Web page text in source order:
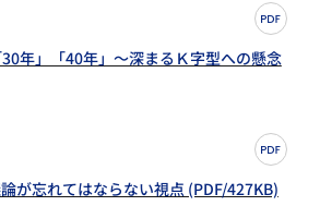
年」「40年」～深まるＫ字型への懸念
論が忘れてはならない視点 (PDF/427KB)